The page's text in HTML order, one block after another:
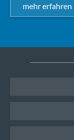
mehr erfahren